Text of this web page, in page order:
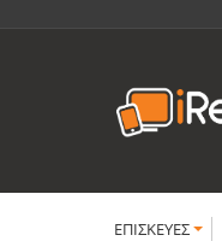
ΕΠΙΣΚΕΥΕΣ